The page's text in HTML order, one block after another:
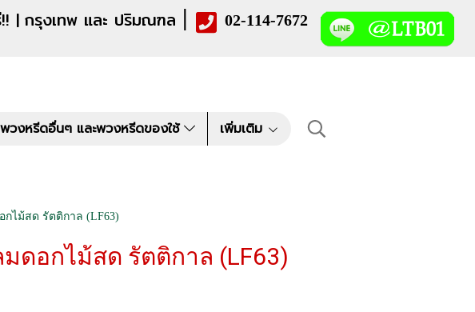
| กรุงเทพ และ ปริมณฑล | 02-114-7672
พวงหรีดอื่นๆ และพวงหรีดของใช้ เพิ่มเติม
ไม้สด รัตติกาล (LF63)
ดอกไม้สด รัตติกาล (LF63)